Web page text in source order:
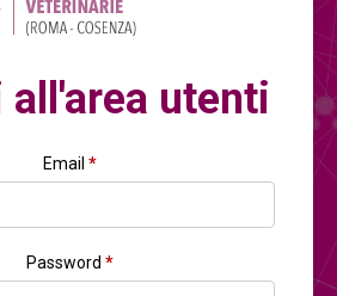
utenti
Email *
Password *